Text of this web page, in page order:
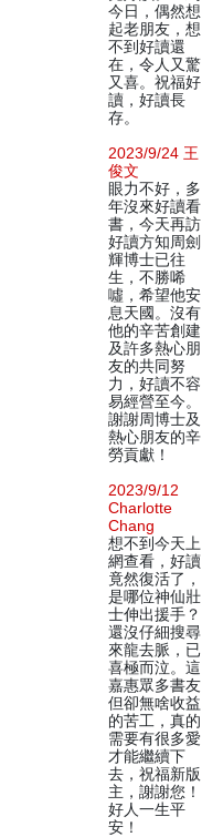
今日，偶然想
起老朋友，想
不到好讀還
在，令人又驚
又喜。祝福好
讀，好讀長
存。
2023/9/24 王
俊文
眼力不好，多
年沒來好讀看
書，今天再訪
好讀方知周劍
輝博士已往
生，不勝唏
噓，希望他安
息天國。沒有
他的辛苦創建
及許多熱心朋
友的共同努
力，好讀不容
易經營至今。
謝謝周博士及
熱心朋友的辛
勞貢獻！
2023/9/12
Charlotte
Chang
想不到今天上
網查看，好讀
竟然復活了，
是哪位神仙壯
士伸出援手？
還沒仔細搜尋
來龍去脈，已
喜極而泣。這
嘉惠眾多書友
但卻無啥收益
的苦工，真的
需要有很多愛
才能繼續下
去，祝福新版
主，謝謝您！
好人一生平
安！